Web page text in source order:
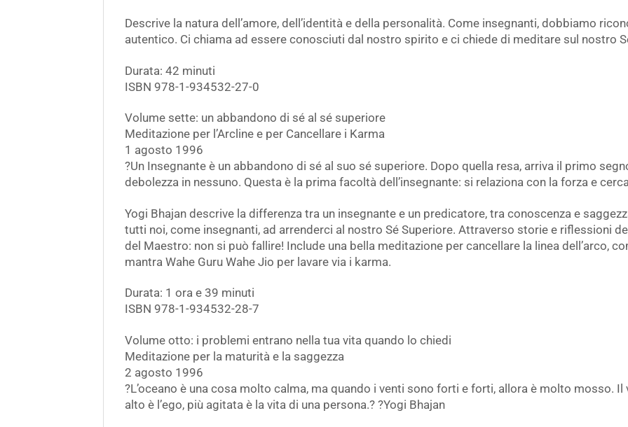
Descrive la natura dell’amore, dell’identità e della personalità. Come insegnanti, dobbiamo
autentico. Ci chiama ad essere conosciuti dal nostro spirito e ci chiede di meditare sul nostro
Durata: 42 minuti
ISBN 978-1-934532-27-0
Volume sette: un abbandono di sé al sé superiore
Meditazione per l’Arcline e per Cancellare i Karma
1 agosto 1996
?Un Insegnante è un abbandono di sé al suo sé superiore. Dopo quella resa, arriva il primo
debolezza in nessuno. Questa è la prima facoltà dell’insegnante: si relaziona con la forza e
Yogi Bhajan descrive la differenza tra un insegnante e un predicatore, tra conoscenza e
tutti noi, come insegnanti, ad arrenderci al nostro Sé Superiore. Attraverso storie e riflessioni
del Maestro: non si può fallire! Include una bella meditazione per cancellare la linea dell’arco,
mantra Wahe Guru Wahe Jio per lavare via i karma.
Durata: 1 ora e 39 minuti
ISBN 978-1-934532-28-7
Volume otto: i problemi entrano nella tua vita quando lo chiedi
Meditazione per la maturità e la saggezza
2 agosto 1996
?L’oceano è una cosa molto calma, ma quando i venti sono forti e forti, allora è molto mosso.
alto è l’ego, più agitata è la vita di una persona.? ?Yogi Bhajan